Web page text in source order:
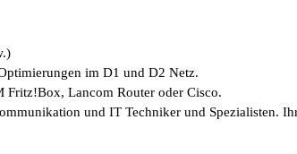
im D1 und D2 Netz.
Fritz!Box, Lancom Router oder Cisco.
und IT Techniker und Spezialisten.